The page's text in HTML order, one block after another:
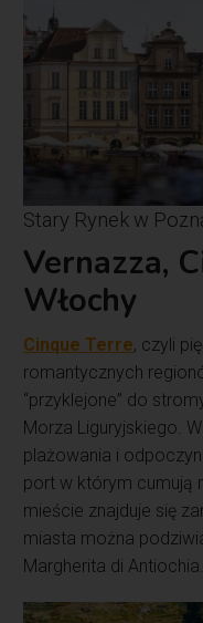
Stary Rynek w
Vernazza,
Włochy
Cinque Terre, czyli
romantycznych
“przyklejone” do
Morza Liguryjskiego.
plażowania i
port w którym cumują
mieście znajduje się
miasta można
Margherita di Antiochia.